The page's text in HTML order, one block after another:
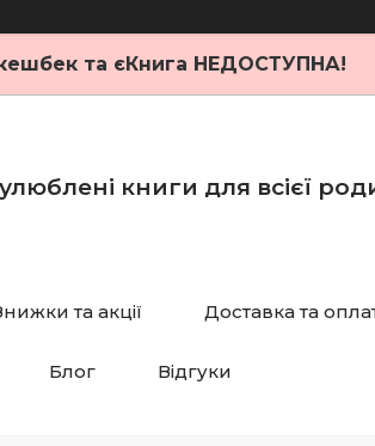
та єКнига НЕДОСТУПНА!
книги для всієї
та акції Доставка та
Блог Відгуки